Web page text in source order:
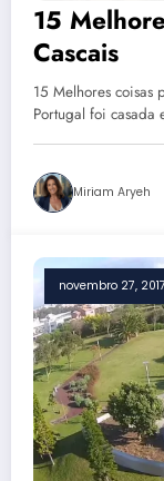
15
Cascais
15 Melhores
Portugal foi casada
Miriam Aryeh
novembro 27, 2017